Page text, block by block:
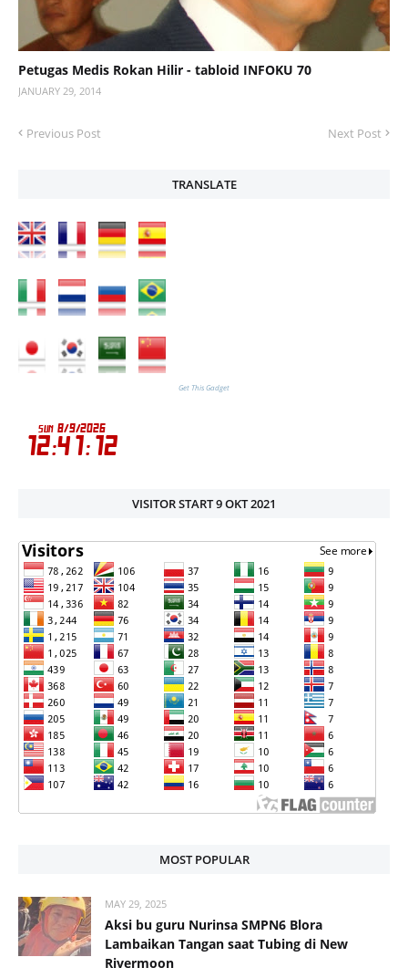
Petugas Medis Rokan Hilir - tabloid INFOKU 70
JANUARY 29, 2014
Previous Post Next Post
TRANSLATE
Get This Gadget
VISITOR START 9 OKT 2021
MOST POPULAR
MAY 29, 2025
Aksi bu guru Nurinsa SMPN6 Blora
Lambaikan Tangan saat Tubing di New
Rivermoon